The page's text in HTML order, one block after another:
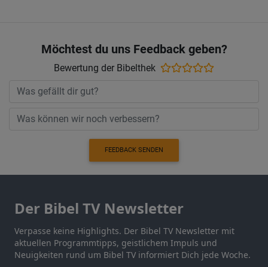
Möchtest du uns Feedback geben?
Bewertung der Bibelthek
FEEDBACK SENDEN
Der Bibel TV Newsletter
Verpasse keine Highlights. Der Bibel TV Newsletter mit
aktuellen Programmtipps, geistlichem Impuls und
Neuigkeiten rund um Bibel TV informiert Dich jede Woche.